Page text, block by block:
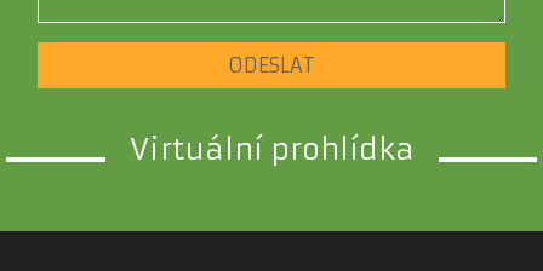
ODESLAT
Virtuální prohlídka